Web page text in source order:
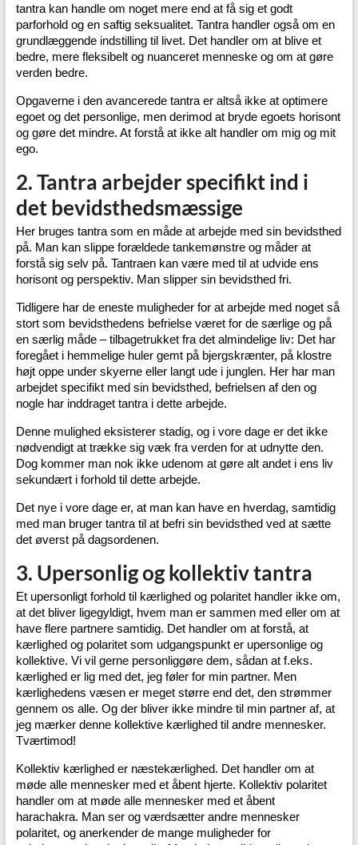
tantra kan handle om noget mere end at få sig et godt
parforhold og en saftig seksualitet. Tantra handler også om en
grundlæggende indstilling til livet. Det handler om at blive et
bedre, mere fleksibelt og nuanceret menneske og om at gøre
verden bedre.
Opgaverne i den avancerede tantra er altså ikke at optimere
egoet og det personlige, men derimod at bryde egoets horisont
og gøre det mindre. At forstå at ikke alt handler om mig og mit
ego.
2. Tantra arbejder specifikt ind i
det bevidsthedsmæssige
Her bruges tantra som en måde at arbejde med sin bevidsthed
på. Man kan slippe forældede tankemønstre og måder at
forstå sig selv på. Tantraen kan være med til at udvide ens
horisont og perspektiv. Man slipper sin bevidsthed fri.
Tidligere har de eneste muligheder for at arbejde med noget så
stort som bevidsthedens befrielse været for de særlige og på
en særlig måde – tilbagetrukket fra det almindelige liv: Det har
foregået i hemmelige huler gemt på bjergskrænter, på klostre
højt oppe under skyerne eller langt ude i junglen. Her har man
arbejdet specifikt med sin bevidsthed, befrielsen af den og
nogle har inddraget tantra i dette arbejde.
Denne mulighed eksisterer stadig, og i vore dage er det ikke
nødvendigt at trække sig væk fra verden for at udnytte den.
Dog kommer man nok ikke udenom at gøre alt andet i ens liv
sekundært i forhold til dette arbejde.
Det nye i vore dage er, at man kan have en hverdag, samtidig
med man bruger tantra til at befri sin bevidsthed ved at sætte
det øverst på dagsordenen.
3. Upersonlig og kollektiv tantra
Et upersonligt forhold til kærlighed og polaritet handler ikke om,
at det bliver ligegyldigt, hvem man er sammen med eller om at
have flere partnere samtidig. Det handler om at forstå, at
kærlighed og polaritet som udgangspunkt er upersonlige og
kollektive. Vi vil gerne personliggøre dem, sådan at f.eks.
kærlighed er lig med det, jeg føler for min partner. Men
kærlighedens væsen er meget større end det, den strømmer
gennem os alle. Og der bliver ikke mindre til min partner af, at
jeg mærker denne kollektive kærlighed til andre mennesker.
Tværtimod!
Kollektiv kærlighed er næstekærlighed. Det handler om at
møde alle mennesker med et åbent hjerte. Kollektiv polaritet
handler om at møde alle mennesker med et åbent
harachakra. Man ser og værdsætter andre mennesker
polaritet, og anerkender de mange muligheder for